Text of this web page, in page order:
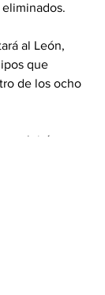
al León,
que
de los ocho
este